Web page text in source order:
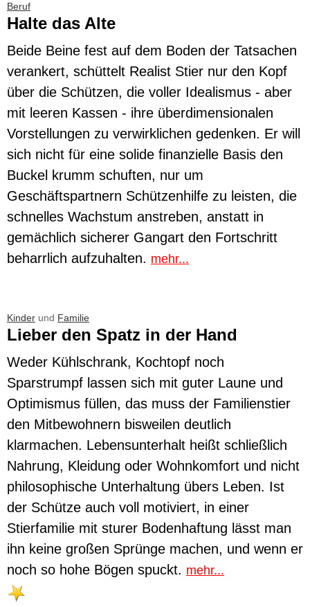
Beruf
Halte das Alte
Beide Beine fest auf dem Boden der Tatsachen
verankert, schüttelt Realist Stier nur den Kopf
über die Schützen, die voller Idealismus - aber
mit leeren Kassen - ihre überdimensionalen
Vorstellungen zu verwirklichen gedenken. Er will
sich nicht für eine solide finanzielle Basis den
Buckel krumm schuften, nur um
Geschäftspartnern Schützenhilfe zu leisten, die
schnelles Wachstum anstreben, anstatt in
gemächlich sicherer Gangart den Fortschritt
beharrlich aufzuhalten. mehr...
Kinder und Familie
Lieber den Spatz in der Hand
Weder Kühlschrank, Kochtopf noch
Sparstrumpf lassen sich mit guter Laune und
Optimismus füllen, das muss der Familienstier
den Mitbewohnern bisweilen deutlich
klarmachen. Lebensunterhalt heißt schließlich
Nahrung, Kleidung oder Wohnkomfort und nicht
philosophische Unterhaltung übers Leben. Ist
der Schütze auch voll motiviert, in einer
Stierfamilie mit sturer Bodenhaftung lässt man
ihn keine großen Sprünge machen, und wenn er
noch so hohe Bögen spuckt. mehr...